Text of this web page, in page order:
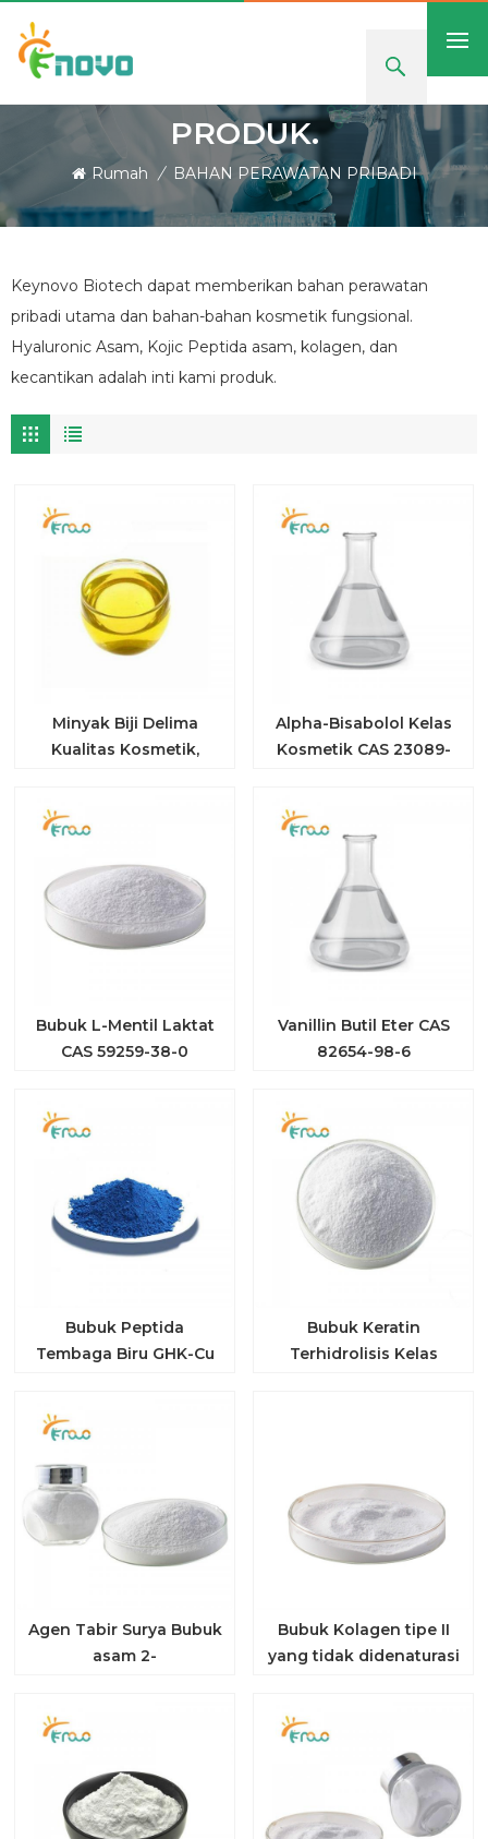
PRODUK.
Rumah / BAHAN PERAWATAN PRIBADI
Keynovo Biotech dapat memberikan bahan perawatan
pribadi utama dan bahan-bahan kosmetik fungsional.
Hyaluronic Asam, Kojic Peptida asam, kolagen, dan
kecantikan adalah inti kami produk.
Minyak Biji Delima
Kualitas Kosmetik,
Alpha-Bisabolol Kelas
Kosmetik CAS 23089-
Bubuk L-Mentil Laktat
CAS 59259-38-0
Vanillin Butil Eter CAS
82654-98-6
Bubuk Peptida
Tembaga Biru GHK-Cu
Bubuk Keratin
Terhidrolisis Kelas
Agen Tabir Surya Bubuk
asam 2-
Bubuk Kolagen tipe II
yang tidak didenaturasi